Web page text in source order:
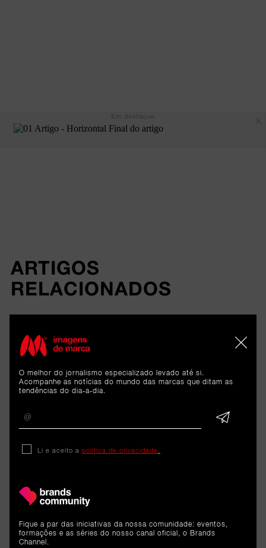
ARTIGOS
RELACIONADOS
Análise
Hailey Bieber definiu meta de
mil milhões de dólares para
vender a Rhode - e conseguiu.
O que podem aprender os
pequenos empresários?
O melhor do jornalismo especializado levado até si.
Acompanhe as notícias do mundo das marcas que ditam as
tendências do dia-a-dia.
Li e aceito a política de privacidade
Fique a par das iniciativas da nossa comunidade: eventos,
formações e as séries do nosso canal oficial, o Brands
Channel.